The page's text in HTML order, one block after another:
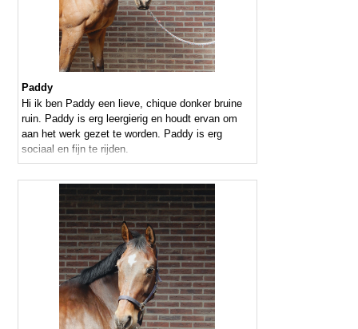
Paddy
Hi ik ben Paddy een lieve, chique donker bruine
ruin. Paddy is erg leergierig en houdt ervan om
aan het werk gezet te worden. Paddy is erg
sociaal en fijn te rijden.